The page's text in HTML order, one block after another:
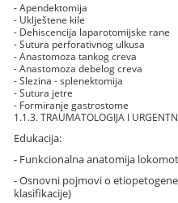
- Apendektomija
- Uklještene kile
- Dehiscencija laparotomijske rane
- Sutura perforativnog ulkusa
- Anastomoza tankog creva
- Anastomoza debelog creva
- Slezina - splenektomija
- Sutura jetre
- Formiranje gastrostome
1.1.3. TRAUMATOLOGIJA I
Edukacija:
- Funkcionalna anatomija
- Osnovni pojmovi o
klasifikacije)